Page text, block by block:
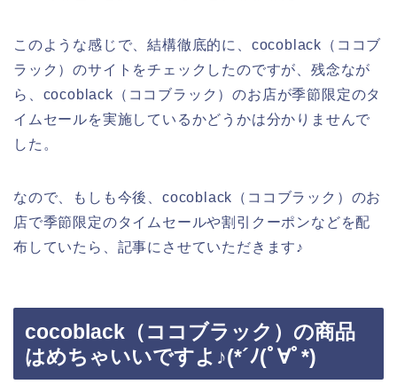
このような感じで、結構徹底的に、cocoblack（ココブ
ラック）のサイトをチェックしたのですが、残念なが
ら、cocoblack（ココブラック）のお店が季節限定のタ
イムセールを実施しているかどうかは分かりませんで
した。
なので、もしも今後、cocoblack（ココブラック）のお
店で季節限定のタイムセールや割引クーポンなどを配
布していたら、記事にさせていただきます♪
cocoblack（ココブラック）の商品
はめちゃいいですよ♪(*´ﾉ(ﾟ∀ﾟ*)